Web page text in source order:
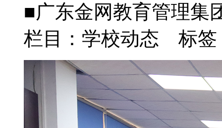
■广东金网教育管理集
栏目：学校动态 标